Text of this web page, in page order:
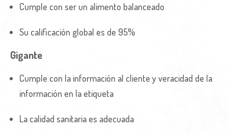
Cumple con ser un alimento balanceado
Su calificación global es de 95%
Gigante
Cumple con la información al cliente y veracidad de la
información en la etiqueta
La calidad sanitaria es adecuada